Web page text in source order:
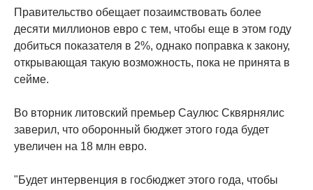
Правительство обещает позаимствовать более
десяти миллионов евро с тем, чтобы еще в этом году
добиться показателя в 2%, однако поправка к закону,
открывающая такую возможность, пока не принята в
сейме.
Во вторник литовский премьер Саулюс Сквярнялис
заверил, что оборонный бюджет этого года будет
увеличен на 18 млн евро.
"Будет интервенция в госбюджет этого года, чтобы